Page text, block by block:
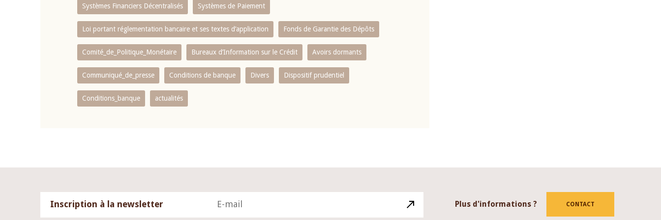
Systèmes Financiers Décentralisés Systèmes de Paiement
Loi portant réglementation bancaire et ses textes d’application Fonds de Garantie des Dépôts
Comité_de_Politique_Monétaire Bureaux d’Information sur le Crédit Avoirs dormants
Communiqué_de_presse Conditions de banque Divers Dispositif prudentiel
Conditions_banque actualités
Inscription à la newsletter Plus d'informations ? CONTACT